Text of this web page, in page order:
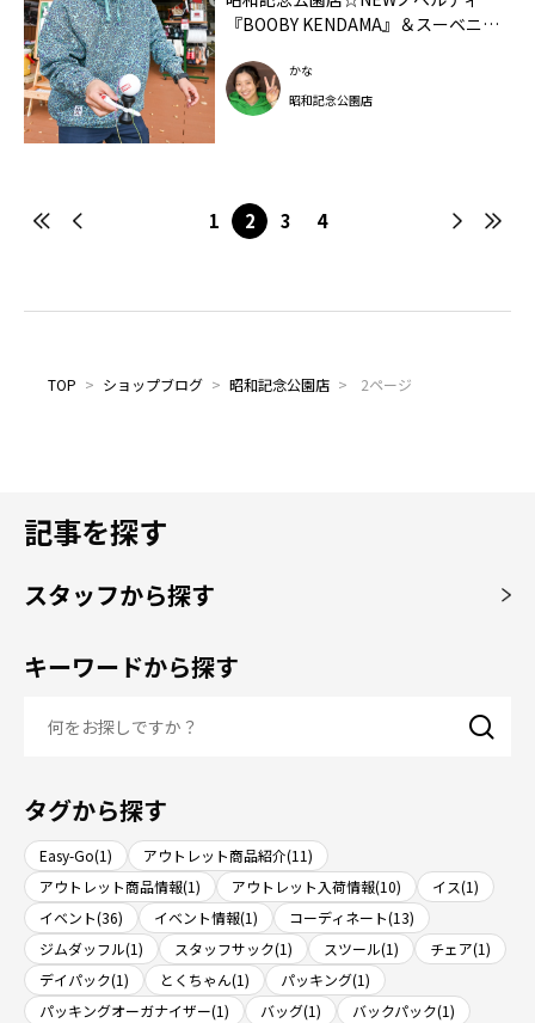
『BOOBY KENDAMA』＆スーベニアT
かな
昭和記念公園店
1 2 3 4
TOP > ショップブログ > 昭和記念公園店 > 2ページ
記事を探す
スタッフから探す
キーワードから探す
タグから探す
Easy-Go(1)
アウトレット商品紹介(11)
アウトレット商品情報(1)
アウトレット入荷情報(10)
イス(1)
イベント(36)
イベント情報(1)
コーディネート(13)
ジムダッフル(1)
スタッフサック(1) スツール(1)
チェア(1)
デイパック(1)
とくちゃん(1)
パッキング(1)
パッキングオーガナイザー(1)
バッグ(1)
バックパック(1)